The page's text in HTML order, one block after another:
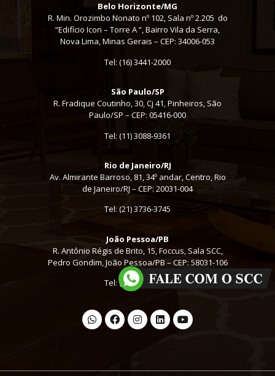
Belo Horizonte/MG
R. Min. Orozimbo Nonato nº 102, Sala nº 2.205 do
“Edifício Icon – Torre A ”, Bairro Vila da Serra,
Nova Lima, Minas Gerais – CEP: 34006-053
Tel: (16) 3441-2000
São Paulo/SP
R. Fradique Coutinho, 30, Cj 41, Pinheiros, São
Paulo/SP – CEP: 05416-000
Tel: (11) 3088-9361
Rio de Janeiro/RJ
Av. Almirante Barroso, 81, 34º andar, Centro, Rio
de Janeiro/RJ – CEP: 20031-004
Tel: (21) 3736-3745
João Pessoa/PB
R. Antônio Régis de Brito, 15, Foccus, Sala SCC,
Pedro Gondim, João Pessoa/PB – CEP: 58031-106
Tel: (16) 3441-2000